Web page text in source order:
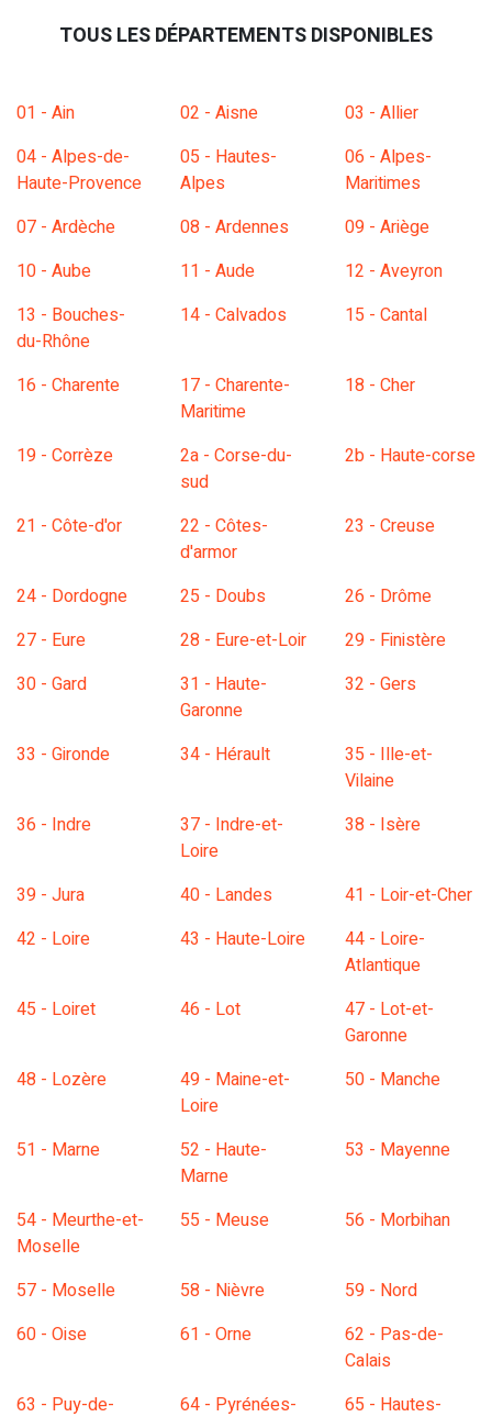
TOUS LES DÉPARTEMENTS DISPONIBLES
01 - Ain 02 - Aisne
03 - Allier
04 - Alpes-de-
Haute-Provence
05 - Hautes-
Alpes
06 - Alpes-
Maritimes
07 - Ardèche
08 - Ardennes
09 - Ariège
10 - Aube
11 - Aude
12 - Aveyron
13 - Bouches-
du-Rhône
14 - Calvados 15 - Cantal
16 - Charente
17 - Charente-
Maritime
18 - Cher
19 - Corrèze
2a - Corse-du-
sud
2b - Haute-corse
21 - Côte-d'or
22 - Côtes-
d'armor
23 - Creuse
24 - Dordogne 25 - Doubs
26 - Drôme
27 - Eure
28 - Eure-et-Loir
29 - Finistère
30 - Gard
31 - Haute-
Garonne
32 - Gers
33 - Gironde 34 - Hérault
35 - Ille-et-
Vilaine
36 - Indre
37 - Indre-et-
Loire
38 - Isère
39 - Jura 40 - Landes
41 - Loir-et-Cher
42 - Loire
43 - Haute-Loire
44 - Loire-
Atlantique
45 - Loiret
46 - Lot
47 - Lot-et-
Garonne
48 - Lozère
49 - Maine-et-
Loire
50 - Manche
51 - Marne
52 - Haute-
Marne
53 - Mayenne
54 - Meurthe-et-
Moselle
55 - Meuse 56 - Morbihan
57 - Moselle 58 - Nièvre
59 - Nord
60 - Oise
61 - Orne
62 - Pas-de-
Calais
63 - Puy-de-
64 - Pyrénées-
65 - Hautes-